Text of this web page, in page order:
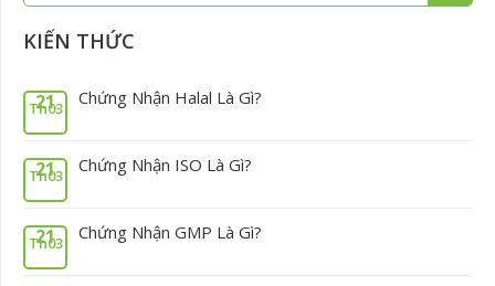
KIẾN THỨC
21
Th03 Chứng Nhận Halal Là Gì?
21
Th03 Chứng Nhận ISO Là Gì?
21
Th03 Chứng Nhận GMP Là Gì?